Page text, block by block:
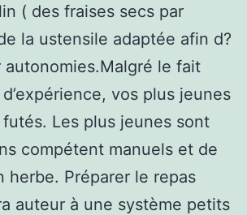
( des fraises secs par
la ustensile adaptée afin d?
autonomies.Malgré le fait
vos plus jeunes
Les plus jeunes sont
compétent manuels et de
herbe. Préparer le repas
auteur à une système petits